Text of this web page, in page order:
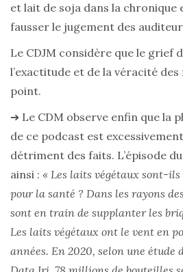
et lait de soja dans la chronique
fausser le jugement des
Le CDJM considère que le grief
l’exactitude et de la véracité
point.
➔ Le CDM observe enfin que la
de ce podcast est
détriment des faits. L’épisode
ainsi : « Les laits végétaux sont-
pour la santé ? Dans les rayons
sont en train de supplanter les
Les laits végétaux ont le vent en
années. En 2020, selon une étude